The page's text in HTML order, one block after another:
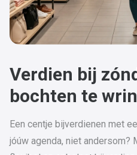
Verdien bij
bochten te
Een centje bijverdienen met
jóúw agenda, niet andersom?